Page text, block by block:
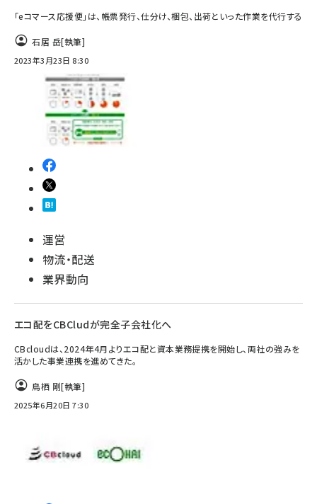
「eコマース応援便」は、帳票発行、仕分け、梱包、出荷といった作業を代行する
石居 岳[執筆]
2023年3月23日 8:30
運営
物流・配送
業界動向
エコ配をCBCludが完全子会社化へ
CBcloudは、2024年4月よりエコ配と資本業務提携を開始し、両社の強みを
活かした事業連携を進めてきた。
鳥栖 剛[執筆]
2025年6月20日 7:30